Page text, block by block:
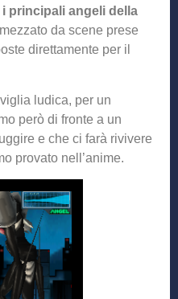
i principali angeli della
da scene prese
direttamente per il
ludica, per un
però di fronte a un
e che ci farà rivivere
provato nell’anime.